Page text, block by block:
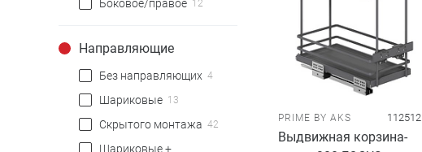
Боковое/правое 12
Направляющие
Без направляющих 4
Шариковые 13
Скрытого монтажа 42
Шариковые +
PRIME BY AKS 112512
Выдвижная корзина-